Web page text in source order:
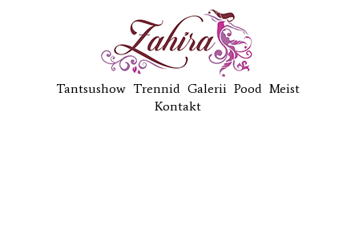
Tantsushow Trennid Galerii Pood Meist
Kontakt